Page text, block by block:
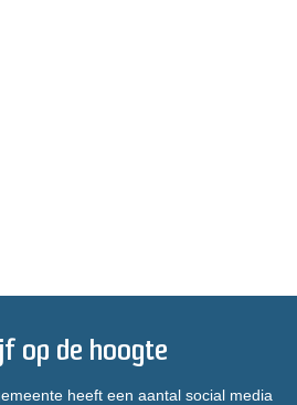
op de hoogte
heeft een aantal social media